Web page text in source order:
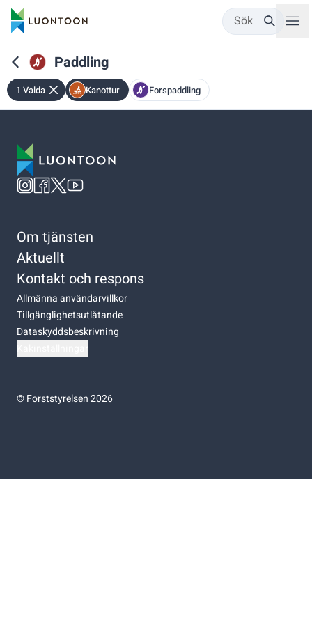
Sök
Paddling
1 Valda Kanottur Forspaddling
Om tjänsten
Aktuellt
Kontakt och respons
Allmänna användarvillkor
Tillgänglighetsutlåtande
Dataskyddsbeskrivning
©Forststyrelsen 2026